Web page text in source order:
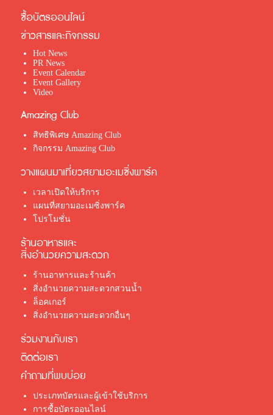
ซื้อบัตรออนไลน์
ข่าวสารและกิจกรรม
Hot News
PR News
Event Calendar
Event Gallery
Video
Amazing Club
สิทธิพิเศษ Amazing Club
กิจกรรม Amazing Club
วางแผนมาเที่ยวสยามอะเมซิ่งพาร์ค
เวลาเปิดให้บริการ
แผนที่สยามอะเมซิ่งพาร์ค
โปรโมชั่น
ร้านอาหารและ
สิ่งอำนวยความสะดวก
ร้านอาหารและร้านค้า
สิ่งอำนวยความสะดวกสวนน้ำ
ล็อคเกอร์
สิ่งอำนวยความสะดวกอื่นๆ
ร่วมงานกับเรา
ติดต่อเรา
คำถามที่พบบ่อย
ประเภทบัตรและผู้เข้าใช้บริการ
การซื้อบัตรออนไลน์